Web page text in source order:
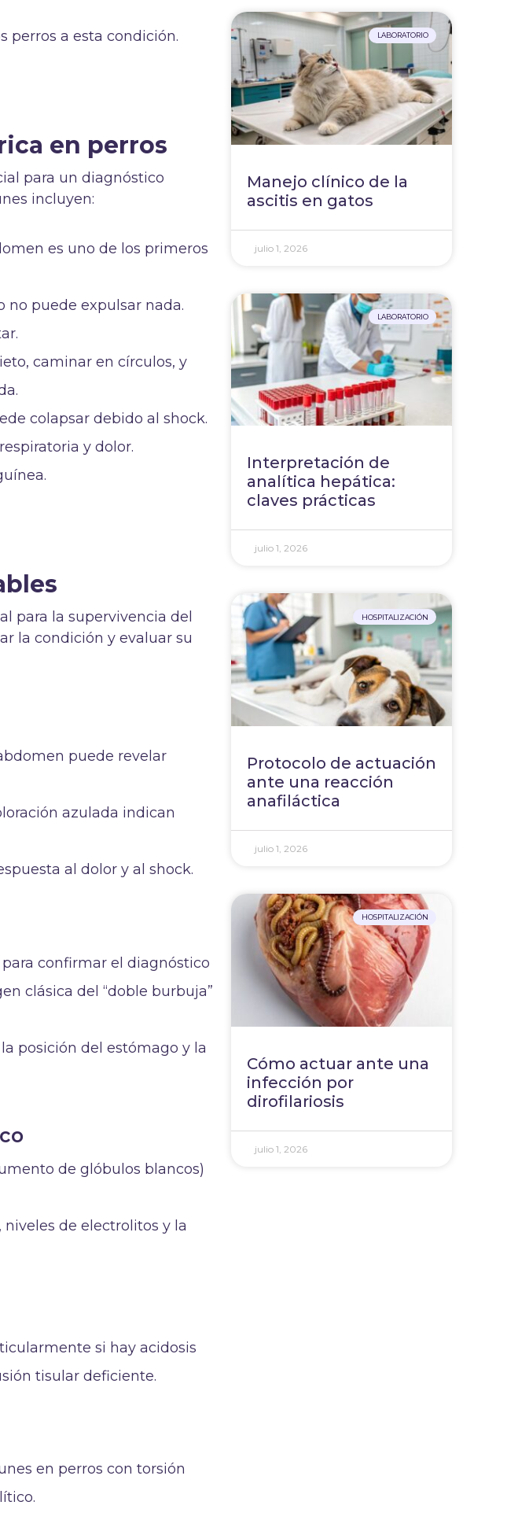
perros a esta condición.
en perros
para un diagnóstico
incluyen:
es uno de los primeros
no puede expulsar nada.
caminar en círculos, y
colapsar debido al shock.
y dolor.
para la supervivencia del
la condición y evaluar su
puede revelar
azulada indican
al dolor y al shock.
confirmar el diagnóstico
clásica del “doble burbuja”
posición del estómago y la
de glóbulos blancos)
de electrolitos y la
si hay acidosis
tisular deficiente.
en perros con torsión
LABORATORIO
Manejo clínico de la
ascitis en gatos
julio 1, 2026
LABORATORIO
Interpretación de
analítica hepática:
claves prácticas
julio 1, 2026
HOSPITALIZACIÓN
Protocolo de actuación
ante una reacción
anafiláctica
julio 1, 2026
HOSPITALIZACIÓN
Cómo actuar ante una
infección por
dirofilariosis
julio 1, 2026